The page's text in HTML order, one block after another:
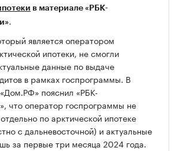
в материале «РБК-
.
является оператором
ипотеки, не смогли
данные по выдаче
в рамках госпрограммы. В
пояснил «РБК-
что оператор госпрограммы не
по арктической ипотеке
с дальневосточной) и актуальные
за первые три месяца 2024 года.